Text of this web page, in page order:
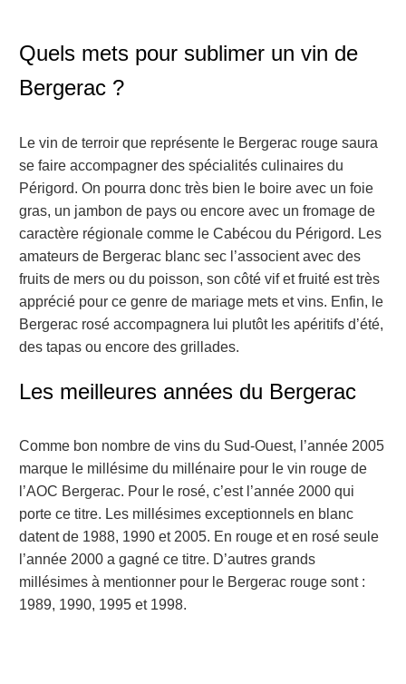
Quels mets pour sublimer un vin de
Bergerac ?
Le vin de terroir que représente le Bergerac rouge saura
se faire accompagner des spécialités culinaires du
Périgord. On pourra donc très bien le boire avec un foie
gras, un jambon de pays ou encore avec un fromage de
caractère régionale comme le Cabécou du Périgord. Les
amateurs de Bergerac blanc sec l’associent avec des
fruits de mers ou du poisson, son côté vif et fruité est très
apprécié pour ce genre de mariage mets et vins. Enfin, le
Bergerac rosé accompagnera lui plutôt les apéritifs d’été,
des tapas ou encore des grillades.
Les meilleures années du Bergerac
Comme bon nombre de vins du Sud-Ouest, l’année 2005
marque le millésime du millénaire pour le vin rouge de
l’AOC Bergerac. Pour le rosé, c’est l’année 2000 qui
porte ce titre. Les millésimes exceptionnels en blanc
datent de 1988, 1990 et 2005. En rouge et en rosé seule
l’année 2000 a gagné ce titre. D’autres grands
millésimes à mentionner pour le Bergerac rouge sont :
1989, 1990, 1995 et 1998.